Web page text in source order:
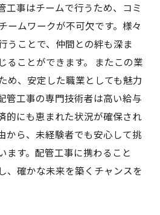
工事はチームで行うため、コミ
ームワークが不可欠です。様々
うことで、仲間との絆も深ま
ることができます。 またこの業
め、安定した職業としても魅力
管工事の専門技術者は高い給与
的にも恵まれた状況が確保され
から、未経験者でも安心して挑
ます。配管工事に携わること
、確かな未来を築くチャンスを